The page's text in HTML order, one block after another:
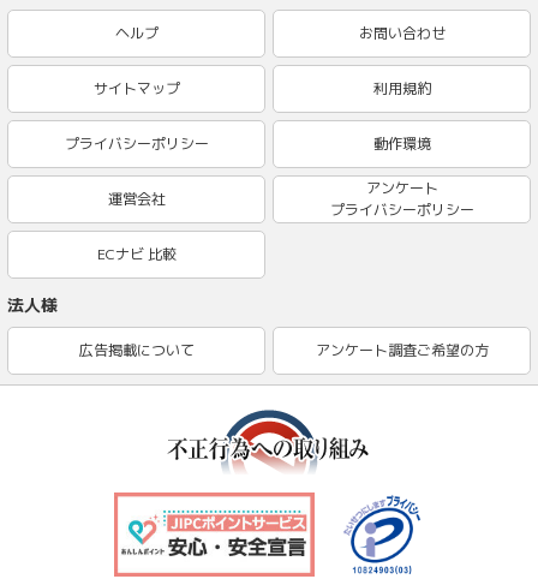
ヘルプ お問い合わせ
サイトマップ 利用規約
プライバシーポリシー 動作環境
運営会社
アンケート
プライバシーポリシー
ECナビ 比較
法人様
広告掲載について アンケート調査ご希望の方